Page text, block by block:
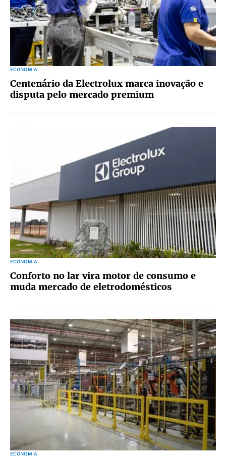
ECONOMIA
Centenário da Electrolux marca inovação e
disputa pelo mercado premium
ECONOMIA
Conforto no lar vira motor de consumo e
muda mercado de eletrodomésticos
ECONOMIA